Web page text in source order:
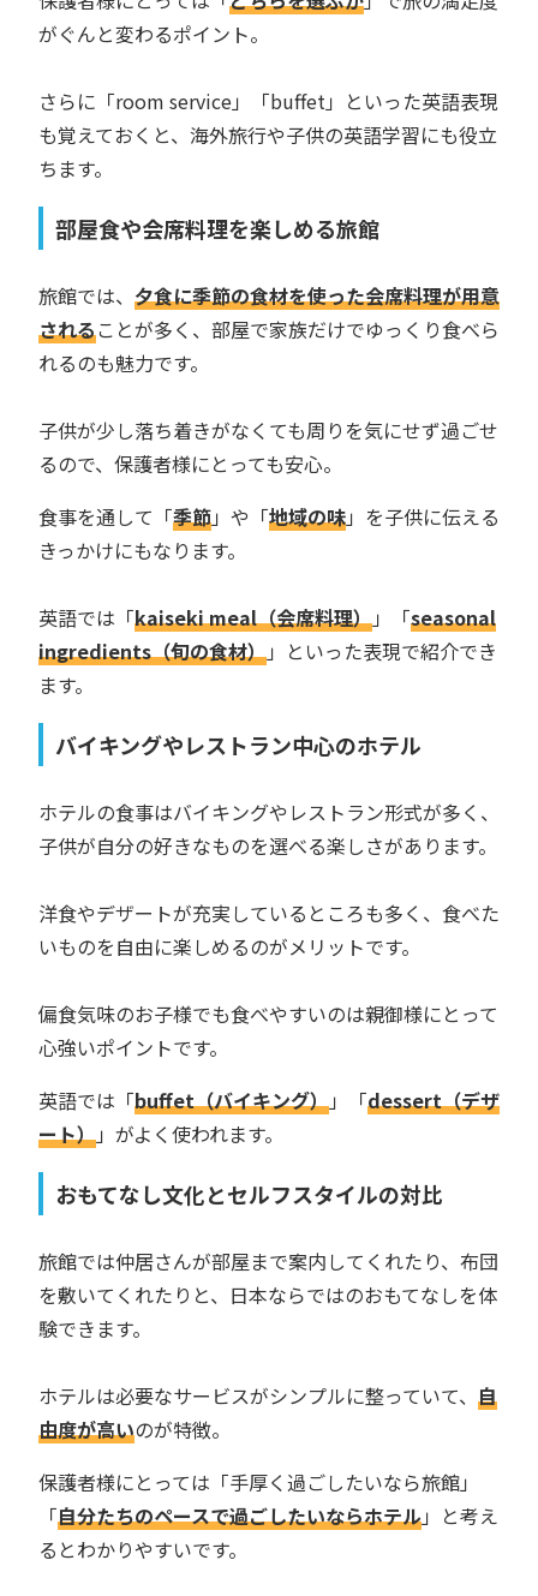
がぐんと変わるポイント。
さらに「room service」「buffet」といった英語表現
も覚えておくと、海外旅行や子供の英語学習にも役立
ちます。
部屋食や会席料理を楽しめる旅館
旅館では、 夕食に季節の食材を使った会席料理が用意
されることが多く、部屋で家族だけでゆっくり食べら
れるのも魅力です。
子供が少し落ち着きがなくても周りを気にせず過ごせ
るので、保護者様にとっても安心。
食事を通して「季節」や「地域の味」を子供に伝える
きっかけにもなります。
英語では「kaiseki meal（会席料理）」「seasonal
ingredients（旬の食材）」といった表現で紹介でき
ます。
バイキングやレストラン中心のホテル
ホテルの食事はバイキングやレストラン形式が多く、
子供が自分の好きなものを選べる楽しさがあります。
洋食やデザートが充実しているところも多く、食べた
いものを自由に楽しめるのがメリットです。
偏食気味のお子様でも食べやすいのは親御様にとって
心強いポイントです。
英語では「buffet（バイキング）」「dessert（デザ
ート）」がよく使われます。
おもてなし文化とセルフスタイルの対比
旅館では仲居さんが部屋まで案内してくれたり、布団
を敷いてくれたりと、日本ならではのおもてなしを体
験できます。
ホテルは必要なサービスがシンプルに整っていて、 自
由度が高いのが特徴。
保護者様にとっては「手厚く過ごしたいなら旅館」
「自分たちのペースで過ごしたいならホテル」と考え
るとわかりやすいです。